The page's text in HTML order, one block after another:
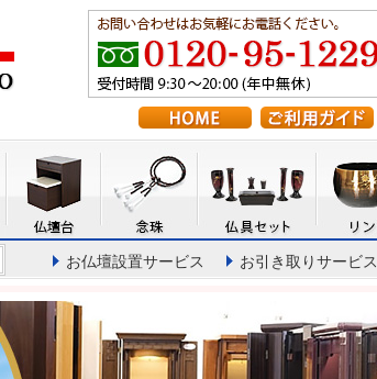
お仏壇設置サービス お引き取りサービス